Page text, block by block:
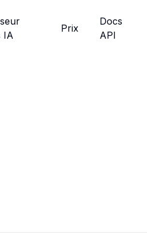
IA
Prix
Docs
API